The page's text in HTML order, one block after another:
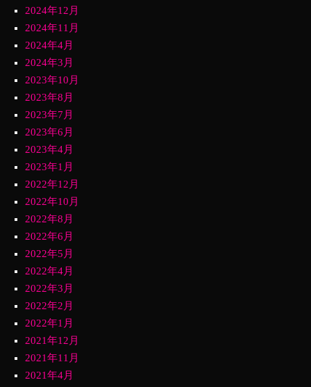
2024年12月
2024年11月
2024年4月
2024年3月
2023年10月
2023年8月
2023年7月
2023年6月
2023年4月
2023年1月
2022年12月
2022年10月
2022年8月
2022年6月
2022年5月
2022年4月
2022年3月
2022年2月
2022年1月
2021年12月
2021年11月
2021年4月